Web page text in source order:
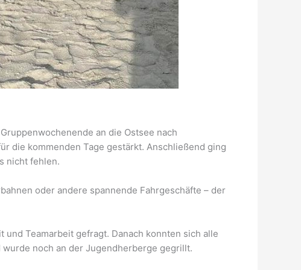
an die Ostsee nach
die kommenden Tage gestärkt. Anschließend ging
nicht fehlen.
oder andere spannende Fahrgeschäfte – der
Teamarbeit gefragt. Danach konnten sich alle
noch an der Jugendherberge gegrillt.